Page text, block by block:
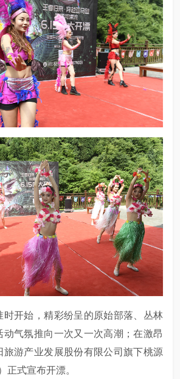
时开始，精彩纷呈的原始部落、丛林
动气氛推向一次又一次高潮；在激昂
旅游产业发展股份有限公司旗下桃源
正式宣布开漂。